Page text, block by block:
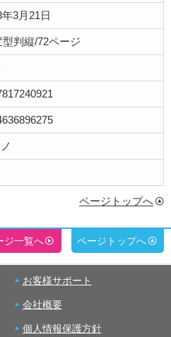
年3月21日
型判縦/72ページ
ページトップへ
ジ一覧へ ページトップへ
お客様サポート
会社概要
個人情報保護方針